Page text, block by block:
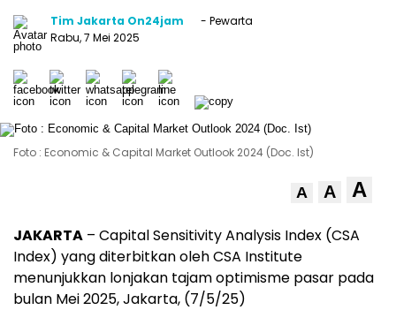
Tim Jakarta On24jam
- Pewarta
Rabu, 7 Mei 2025
Foto : Economic & Capital Market Outlook 2024 (Doc. Ist)
A A A
JAKARTA – CapitalSensitivityAnalysis Index (CSA
Index) yangditerbitkanolehCSA Institute
menunjukkan lonjakan tajamoptimisme pasar pada
bulan Mei2025, Jakarta, (7/5/25)